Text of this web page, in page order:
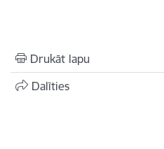
Drukāt lapu
Dalīties